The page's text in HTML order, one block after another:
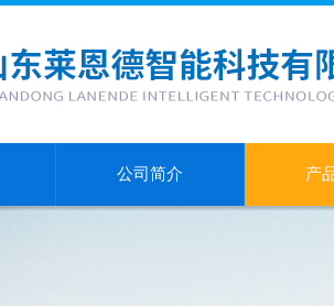
公司简介 产